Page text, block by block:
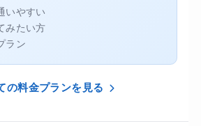
いやすい
みたい方
ラン
の料金プランを見る